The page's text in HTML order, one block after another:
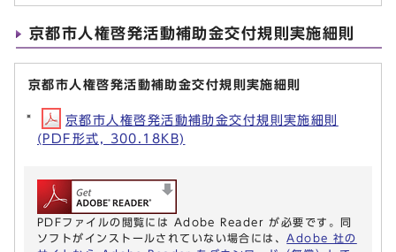
京都市人権啓発活動補助金交付規則実施細則
京都市人権啓発活動補助金交付規則実施細則
京都市人権啓発活動補助金交付規則実施細則
(PDF形式, 300.18KB)
PDFファイルの閲覧には Adobe Reader が必要です。同
ソフトがインストールされていない場合には、 Adobe 社の